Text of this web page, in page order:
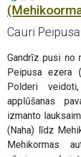
Cauri
Gandrīz pusi no
Peipusa ezera
Polderi
applūšanas
izmanto
(Naha) līdz
Mehikormas